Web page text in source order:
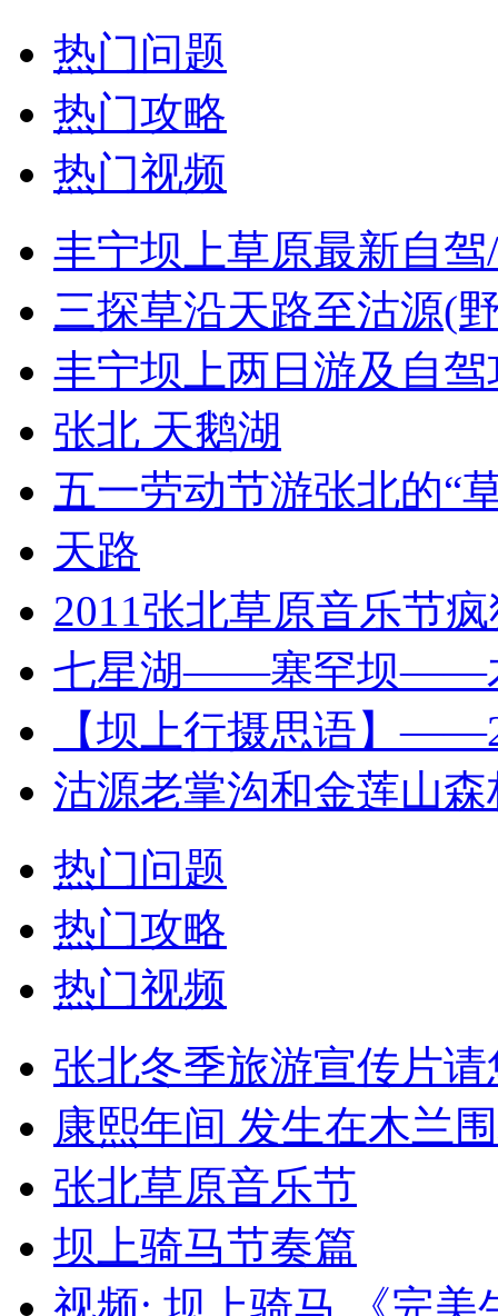
热门问题
热门攻略
热门视频
丰宁坝上草原最新自
三探草沿天路至沽源(
丰宁坝上两日游及自驾
张北 天鹅湖
五一劳动节游张北的“
天路
2011张北草原音乐节
七星湖——塞罕坝——
【坝上行摄思语】
沽源老掌沟和金莲山
热门问题
热门攻略
热门视频
张北冬季旅游宣传片
康熙年间 发生在木兰
张北草原音乐节
坝上骑马节奏篇
视频: 坝上骑马 《完美